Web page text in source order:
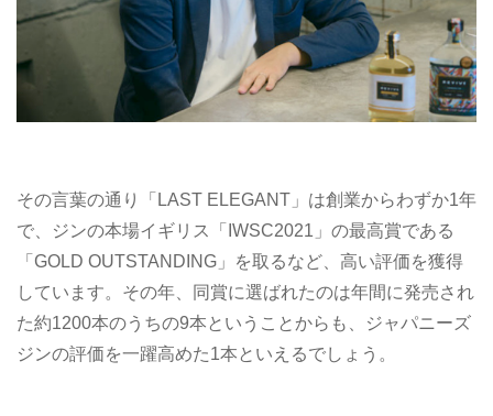
その言葉の通り「LAST ELEGANT」は創業からわずか1年
で、ジンの本場イギリス「IWSC2021」の最高賞である
「GOLD OUTSTANDING」を取るなど、高い評価を獲得
しています。その年、同賞に選ばれたのは年間に発売され
た約1200本のうちの9本ということからも、ジャパニーズ
ジンの評価を一躍高めた1本といえるでしょう。